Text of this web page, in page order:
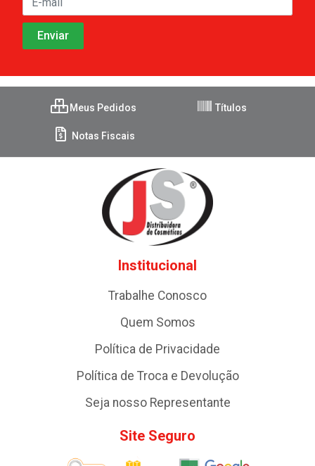
Meus Pedidos Títulos
Notas Fiscais
Institucional
Trabalhe Conosco
Quem Somos
Política de Privacidade
Política de Troca e Devolução
Seja nosso Representante
Site Seguro